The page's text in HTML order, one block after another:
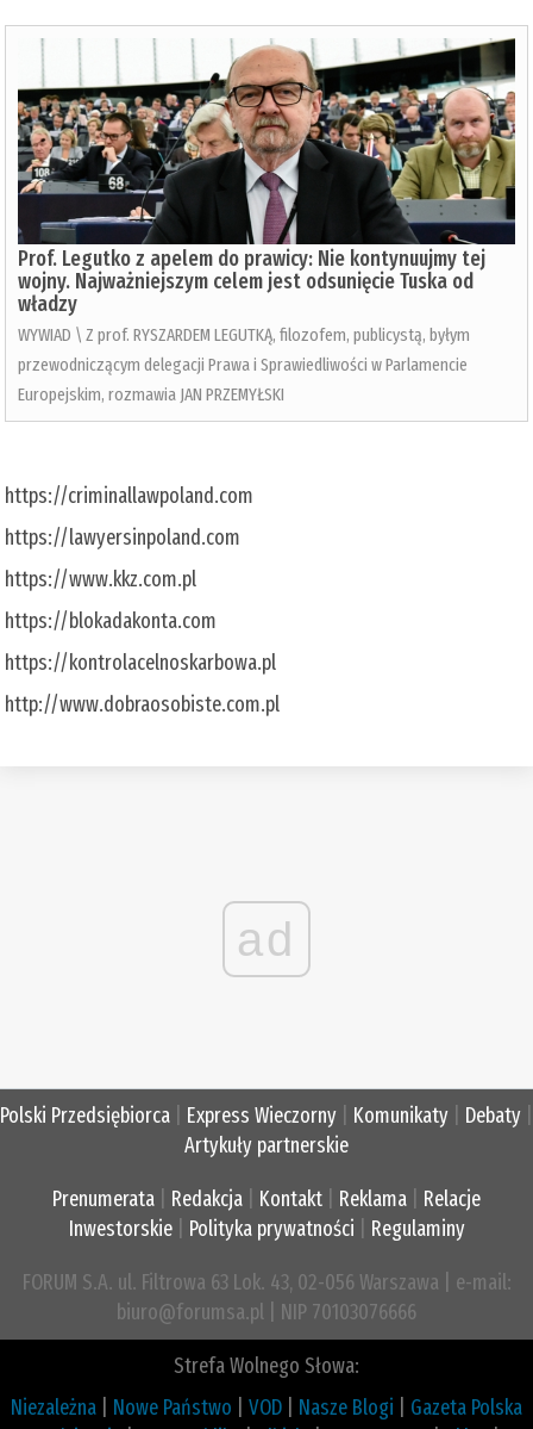
Prof. Legutko z apelem do prawicy: Nie kontynuujmy tej
wojny. Najważniejszym celem jest odsunięcie Tuska od
władzy
WYWIAD \ Z prof. RYSZARDEM LEGUTKĄ, filozofem, publicystą, byłym
przewodniczącym delegacji Prawa i Sprawiedliwości w Parlamencie
Europejskim, rozmawia JAN PRZEMYŁSKI
https://criminallawpoland.com
https://lawyersinpoland.com
https://www.kkz.com.pl
https://blokadakonta.com
https://kontrolacelnoskarbowa.pl
http://www.dobraosobiste.com.pl
ad
Polski Przedsiębiorca Express Wieczorny Komunikaty Debaty
Artykuły partnerskie
Prenumerata Redakcja Kontakt Reklama
Relacje
Inwestorskie| Polityka prywatności Regulaminy
FORUM S.A. ul. Filtrowa 63 Lok. 43, 02-056 Warszawa | e-mail:
biuro@forumsa.pl | NIP 70103076666
Strefa Wolnego Słowa:
Niezależna
Nowe Państwo VOD Nasze Blogi
Gazeta Polska